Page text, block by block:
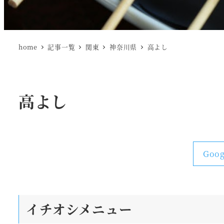
home 記事一覧 関東 神奈川県 高よし
高よし
イチオシメニュー